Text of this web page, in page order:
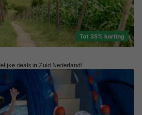
Tot 35% korting
deals in Zuid Nederland!